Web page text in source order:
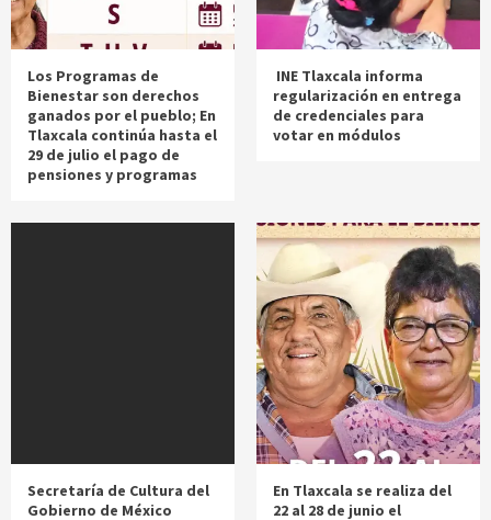
Los Programas de
Bienestar son derechos
ganados por el pueblo; En
Tlaxcala continúa hasta el
29 de julio el pago de
pensiones y programas
INE Tlaxcala informa
regularización en entrega
de credenciales para
votar en módulos
Secretaría de Cultura del
Gobierno de México
En Tlaxcala se realiza del
22 al 28 de junio el